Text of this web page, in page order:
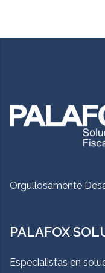
Orgullosamente
PALAFOX
Especialistas en